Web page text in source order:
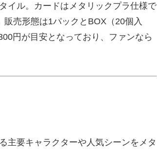
イル。カードはメタリックプラ仕様で
売形態は1パックとBOX（20個入
円が目安となっており、ファンなら
主要キャラクターや人気シーンをメタ